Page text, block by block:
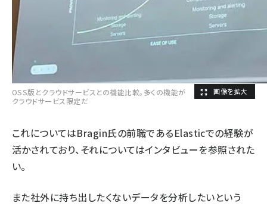
OSS版とクラウドサービスとの機能比較。多くの機能が
クラウドサービス限定だ
これについてはBragin氏の前職であるElasticでの経験が
活かされており、それについてはインタビューを参照された
い。
また社外に持ち出したくないデータを分析したいという